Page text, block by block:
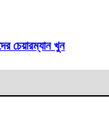
চেয়ারম্যান খুন